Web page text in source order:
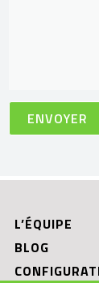
L’ÉQUIPE
BLOG